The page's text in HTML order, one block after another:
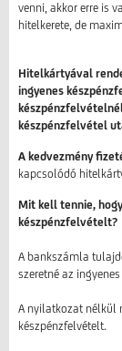
venni, akkor erre is
hitelkerete, de
Hitelkártyával
ingyenes
készpénzfelvétel
A kedvezmény
kapcsolódó
Mit kell tennie,
készpénzfelvételt?
A bankszámla
szeretné az
A nyilatkozat nélkül
készpénzfelvételt.